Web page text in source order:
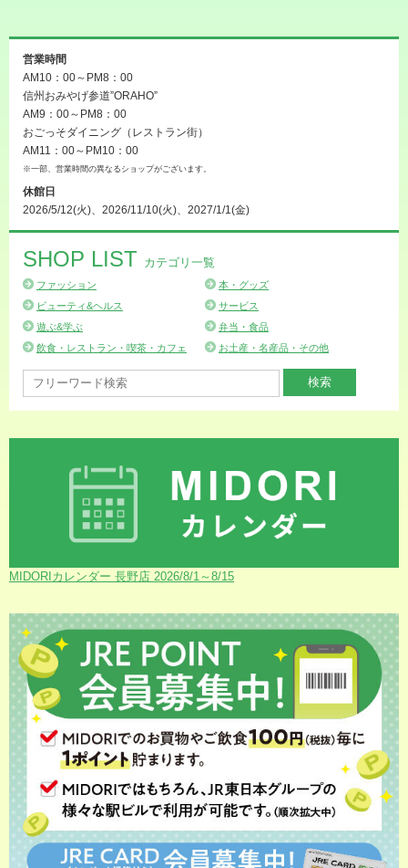
営業時間
AM10：00～PM8：00
信州おみやげ参道”ORAHO”
AM9：00～PM8：00
おごっそダイニング（レストラン街）
AM11：00～PM10：00
※一部、営業時間の異なるショップがございます。
休館日
2026/5/12(火)、2026/11/10(火)、2027/1/1(金)
SHOP LIST カテゴリ一覧
ファッション
本・グッズ
ビューティ&ヘルス
サービス
遊ぶ&学ぶ
弁当・食品
飲食・レストラン・喫茶・カフェ
お土産・名産品・その他
MIDORIカレンダー 長野店 2026/8/1～8/15